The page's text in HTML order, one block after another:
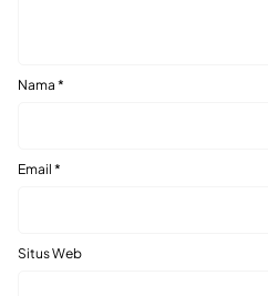
Nama *
Email *
Situs Web